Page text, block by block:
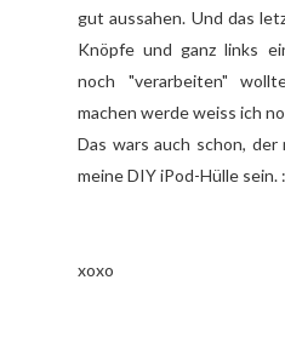
gut aussahen. Und das
Knöpfe und ganz links
noch "verarbeiten"
machen werde weiss ich
Das wars auch schon,
meine DIY iPod-Hülle sein.
xoxo